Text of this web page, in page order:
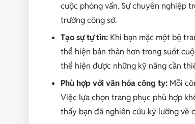
cuộc phỏng vấn. Sự chuyên nghiệp
trường công sở.
Tạo sự tự tin: Khi bạn mặc một bộ
thể hiện bản thân hơn trong suốt
thể hiện được những kỹ năng cần
Phù hợp với văn hóa công ty: Mỗi
Việc lựa chọn trang phục phù hợp
thấy bạn đã nghiên cứu kỹ lưỡng về